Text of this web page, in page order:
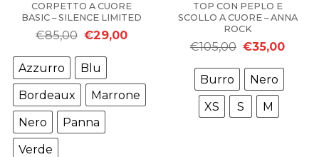
CORPETTO A CUORE
BASIC – SILENCE LIMITED
€85,00 Il
prezzo
era:
€85,00.
€29,00Il
prezzo
Azzurro
Blu
Bordeaux
Marrone
Nero
Panna
Verde
TOP CON PEPLO E
SCOLLO A CUORE – ANNA
ROCK
€105,00 Il
prezzo
era:
€105,00.
€35,00Il
prezzo
è:
Burro
Nero
XS
S M